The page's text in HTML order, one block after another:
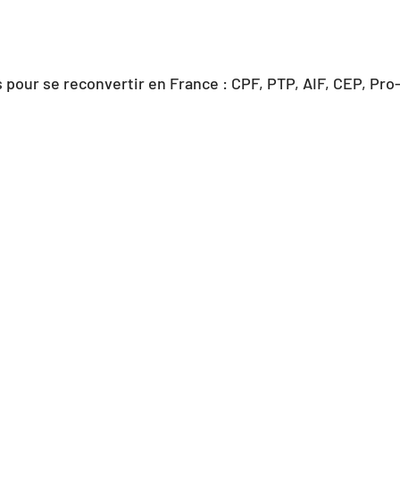
pour se reconvertir en France : CPF, PTP, AIF, CEP,